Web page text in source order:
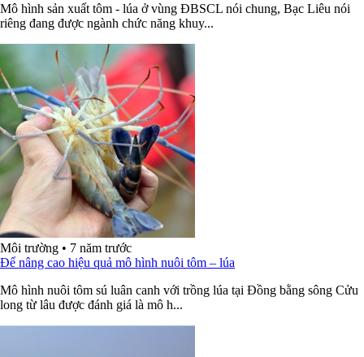
Mô hình sản xuất tôm - lúa ở vùng ĐBSCL nói chung, Bạc Liêu nói
riêng đang được ngành chức năng khuy...
Môi trường • 7 năm trước
Để nâng cao hiệu quả mô hình nuôi tôm – lúa
Mô hình nuôi tôm sú luân canh với trồng lúa tại Đồng bằng sông Cửu
long từ lâu được đánh giá là mô h...